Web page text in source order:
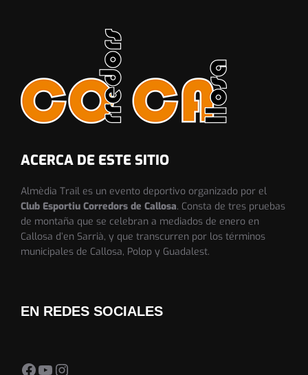
ACERCA DE ESTE SITIO
Almèdia Trail es un evento deportivo organizado por el
Club Esportiu Corredors de Callosa. Consta de tres pruebas
de montaña que se celebran a mediados de enero en
Callosa d’en Sarrià, y que transcurren por los términos
municipales de Callosa, Polop y Guadalest.
EN REDES SOCIALES
Facebook Almedia TrailYouTube
Instagram